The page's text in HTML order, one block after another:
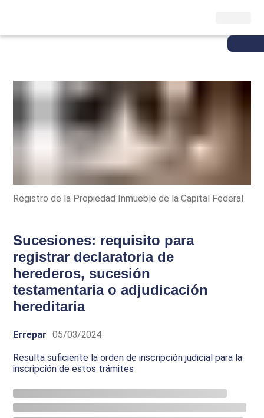
Registro de la Propiedad Inmueble de la Capital Federal
Sucesiones: requisito para
registrar declaratoria de
herederos, sucesión
testamentaria o adjudicación
hereditaria
Errepar 05/03/2024
Resulta suficiente la orden de inscripción judicial para la
inscripción de estos trámites